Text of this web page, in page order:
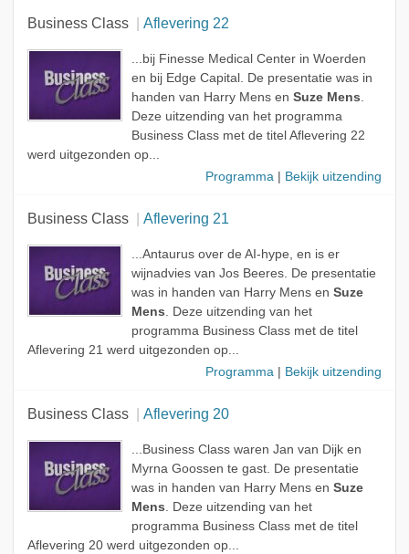
Business Class Aflevering 22
...bij Finesse Medical Center in Woerden
en bij Edge Capital. De presentatie was in
handen van Harry Mens en Suze Mens.
Deze uitzending van het programma
Business Class met de titel Aflevering 22
werd uitgezonden op...
Programma
Bekijk uitzending
Business Class Aflevering 21
...Antaurus over de AI-hype, en is er
wijnadvies van Jos Beeres. De presentatie
was in handen van Harry Mens en Suze
Mens. Deze uitzending van het
programma Business Class met de titel
Aflevering 21 werd uitgezonden op...
Programma
Bekijk uitzending
Business Class Aflevering 20
...Business Class waren Jan van Dijk en
Myrna Goossen te gast. De presentatie
was in handen van Harry Mens en Suze
Mens. Deze uitzending van het
programma Business Class met de titel
Aflevering 20 werd uitgezonden op...